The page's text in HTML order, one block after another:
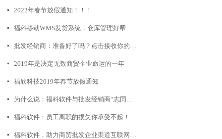
넷 2022年春节放假通知！！！
넷 福科移动WMS发货系统，仓库管理好帮手！
넷 批发经销商：准备好了吗？点击接收你的3000+客户，不点毁终生
넷 2019年是决定无数商贸企业命运的一年
넷 福欣科技2019年春节放假通知
넷 为什么说：福科软件与批发经销商“志同道合”
넷 福科软件：员工离职的损失你承受不起！商贸公司怎么留人？
넷 福科软件，助力商贸批发企业渠道互联网转型